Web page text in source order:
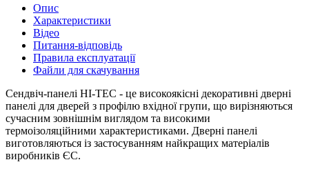
Опис
Характеристики
Відео
Питання-відповідь
Правила експлуатації
Файли для скачування
Сендвіч-панелі HI-TEC - це високоякісні декоративні дверні
панелі для дверей з профілю вхідної групи, що вирізняються
сучасним зовнішнім виглядом та високими
термоізоляційними характеристиками. Дверні панелі
виготовляються із застосуванням найкращих матеріалів
виробників ЄС.